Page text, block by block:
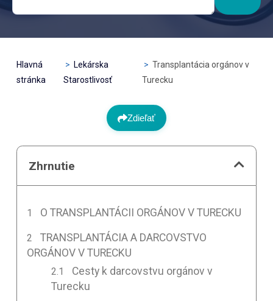
Hlavná
stránka
Lekárska
Starostlivosť
Transplantácia orgánov v
Turecku
Zdieľať
Zhrnutie
O TRANSPLANTÁCII ORGÁNOV V TURECKU
TRANSPLANTÁCIA A DARCOVSTVO
ORGÁNOV V TURECKU
Cesty k darcovstvu orgánov v
Turecku